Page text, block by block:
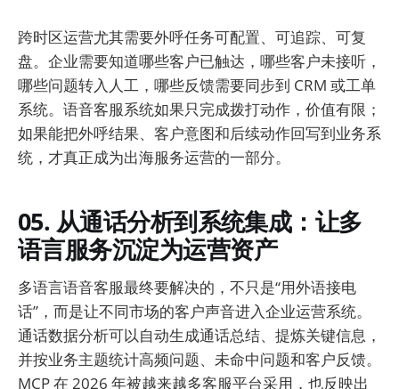
跨时区运营尤其需要外呼任务可配置、可追踪、可复
盘。企业需要知道哪些客户已触达，哪些客户未接听，
哪些问题转入人工，哪些反馈需要同步到 CRM 或工单
系统。语音客服系统如果只完成拨打动作，价值有限；
如果能把外呼结果、客户意图和后续动作回写到业务系
统，才真正成为出海服务运营的一部分。
05. 从通话分析到系统集成：让多
语言服务沉淀为运营资产
多语言语音客服最终要解决的，不只是“用外语接电
话”，而是让不同市场的客户声音进入企业运营系统。
通话数据分析可以自动生成通话总结、提炼关键信息，
并按业务主题统计高频问题、未命中问题和客户反馈。
MCP 在 2026 年被越来越多客服平台采用，也反映出